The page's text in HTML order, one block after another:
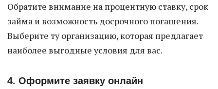
Обратите внимание на процентную ставку, срок
займа и возможность досрочного погашения.
Выберите ту организацию, которая предлагает
наиболее выгодные условия для вас.
4. Оформите заявку онлайн